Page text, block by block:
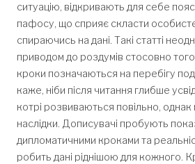
ситуацію, відкривають для себе
пафосу, що сприяє скласти
спираючись на дані. Такі статті
приводом до роздумів стосовно
кроки позначаються на перебігу
каже, ніби після читання глибше
котрі розвиваються повільно,
наслідки. Дописувачі пробують
дипломатичними кроками та
робить дані ріднішою для кожного.